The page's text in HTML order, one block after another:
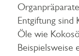
Entgiftung sind
Öle wie
Beispielsweise